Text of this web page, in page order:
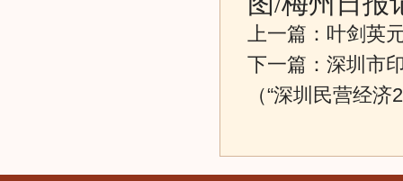
上一篇： 叶剑英
下一篇： 深圳市
（“深圳民营经济